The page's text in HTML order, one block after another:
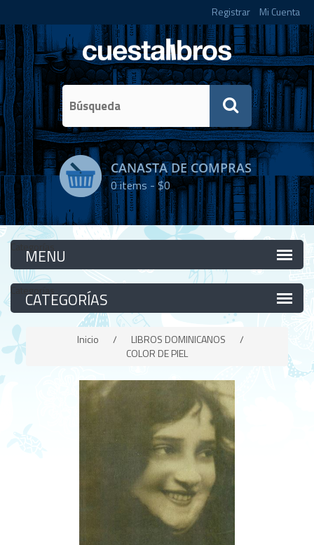
Registrar Mi Cuenta
CANASTA DE COMPRAS
0items -$0
Categorías
Categorías
Inicio / LIBROS DOMINICANOS
/
COLOR DE PIEL